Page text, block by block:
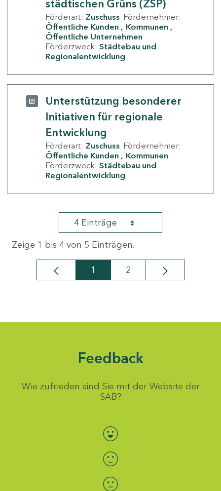
städtischen Grüns (ZSP)
Förderart: Zuschuss Fördernehmer:
Öffentliche Kunden
Kommunen
Öffentliche Unternehmen
Förderzweck: Städtebau und
Regionalentwicklung
Unterstützung besonderer
Initiativen für regionale
Entwicklung
Förderart: Zuschuss Fördernehmer:
Öffentliche Kunden
Kommunen
Förderzweck: Städtebau und
Regionalentwicklung
4 Einträge
Zeige 1 bis 4 von 5 Einträgen.
Seite
1 Seite
2
Feedback
Wie zufrieden sind Sie mit der Website der
SAB?
Bewertung auswählen